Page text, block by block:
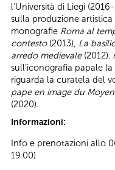
l’Università di Liegi
sulla produzione
monografie Roma al
contesto(2013), La
arredo medievale(2012).
sull’iconografia papale
riguarda la curatela del
pape en image du
(2020).
Informazioni:
Info e prenotazioni allo
19.00)